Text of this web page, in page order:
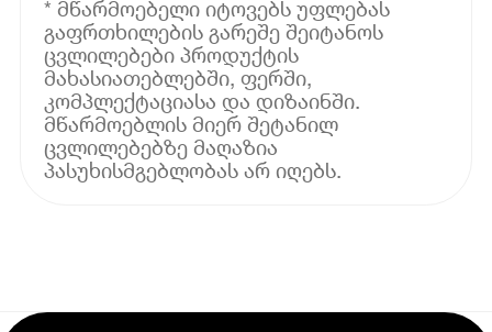
* მწარმოებელი იტოვებს უფლებას
გაფრთხილების გარეშე შეიტანოს
ცვლილებები პროდუქტის
მახასიათებლებში, ფერში,
კომპლექტაციასა და დიზაინში.
მწარმოებლის მიერ შეტანილ
ცვლილებებზე მაღაზია
პასუხისმგებლობას არ იღებს.